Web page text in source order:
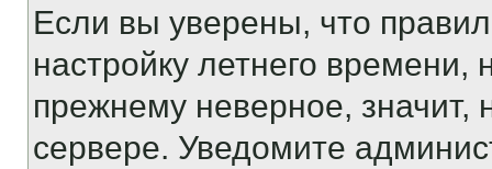
Если вы уверены, что
настройку летнего
прежнему неверное, значит,
сервере. Уведомите